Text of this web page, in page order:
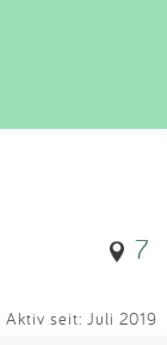
7
Aktiv seit: Juli 2019